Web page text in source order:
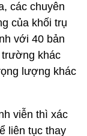
các chuyên
của khối trụ
với 40 bản
trường khác
lượng khác
viễn thì xác
liên tục thay